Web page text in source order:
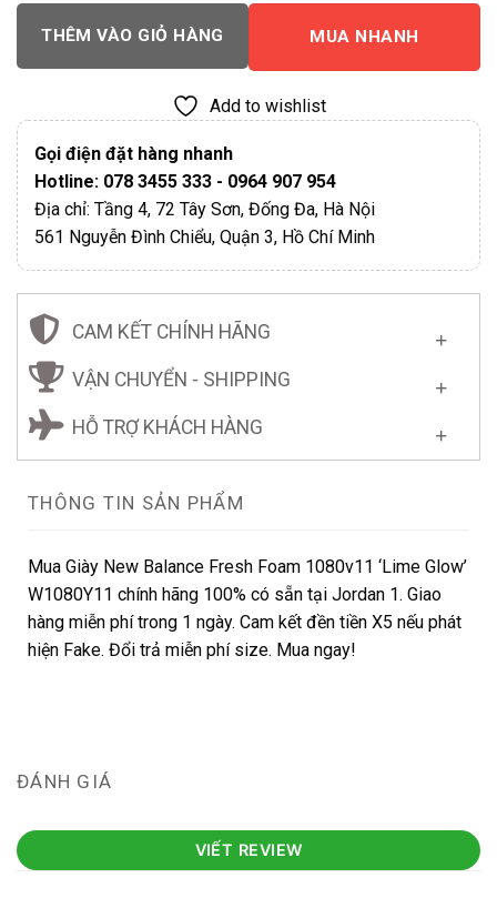
THÊM VÀO GIỎ HÀNG MUA NHANH
Add to wishlist
Gọi điện đặt hàng nhanh
Hotline: 078 3455 333 - 0964 907 954
Địa chỉ: Tầng 4, 72 Tây Sơn, Đống Đa, Hà Nội
561 Nguyễn Đình Chiểu, Quận 3, Hồ Chí Minh
CAM KẾT CHÍNH HÃNG
VẬN CHUYỂN - SHIPPING
HỖ TRỢ KHÁCH HÀNG
THÔNG TIN SẢN PHẨM
Mua Giày New Balance Fresh Foam 1080v11 ‘Lime Glow’
W1080Y11 chính hãng 100% có sẵn tại Jordan 1. Giao
hàng miễn phí trong 1 ngày. Cam kết đền tiền X5 nếu phát
hiện Fake. Đổi trả miễn phí size. Mua ngay!
ĐÁNH GIÁ
VIẾT REVIEW